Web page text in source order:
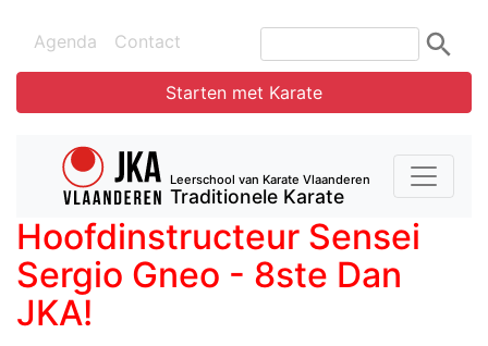
Agenda Contact
Starten met Karate
Leerschool van Karate Vlaanderen
Traditionele Karate
Hoofdinstructeur Sensei
Sergio Gneo - 8ste Dan
JKA!